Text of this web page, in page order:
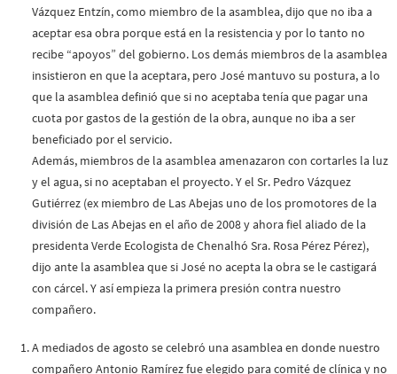
Vázquez Entzín, como miembro de la asamblea, dijo que no iba a
aceptar esa obra porque está en la resistencia y por lo tanto no
recibe “apoyos” del gobierno. Los demás miembros de la asamblea
insistieron en que la aceptara, pero José mantuvo su postura, a lo
que la asamblea definió que si no aceptaba tenía que pagar una
cuota por gastos de la gestión de la obra, aunque no iba a ser
beneficiado por el servicio.
Además, miembros de la asamblea amenazaron con cortarles la luz
y el agua, si no aceptaban el proyecto. Y el Sr. Pedro Vázquez
Gutiérrez (ex miembro de Las Abejas uno de los promotores de la
división de Las Abejas en el año de 2008 y ahora fiel aliado de la
presidenta Verde Ecologista de Chenalhó Sra. Rosa Pérez Pérez),
dijo ante la asamblea que si José no acepta la obra se le castigará
con cárcel. Y así empieza la primera presión contra nuestro
compañero.
A mediados de agosto se celebró una asamblea en donde nuestro
compañero Antonio Ramírez fue elegido para comité de clínica y no